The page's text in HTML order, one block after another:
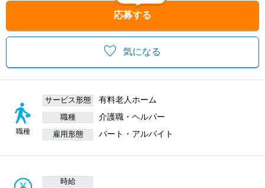
気になる
応募する
職種
サービス形態 有料老人ホーム
職種 介護職・ヘルパー
雇用形態 パート・アルバイト
時給